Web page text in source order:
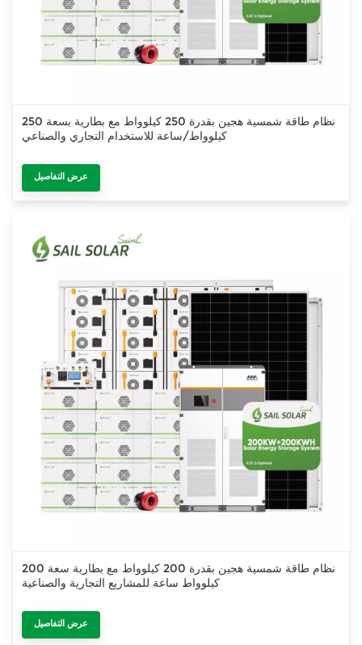
نظام طاقة شمسية هجين بقدرة 250 كيلوواط مع بطارية بسعة 250
كيلوواط/ساعة للاستخدام التجاري والصناعي
عرض التفاصيل
نظام طاقة شمسية هجين بقدرة 200 كيلوواط مع بطارية سعة 200
كيلوواط ساعة للمشاريع التجارية والصناعية
عرض التفاصيل